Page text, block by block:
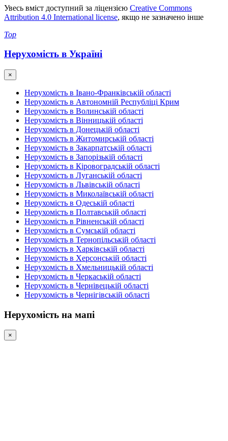
Увесь вміст доступний за ліцензією Creative Commons
Attribution 4.0 International license, якщо не зазначено інше
Top
Нерухомість в Україні
×
Нерухомість в Івано-Франківській області
Нерухомість в Автономній Республіці Крим
Нерухомість в Волинській області
Нерухомість в Вінницькій області
Нерухомість в Донецькій області
Нерухомість в Житомирській області
Нерухомість в Закарпатській області
Нерухомість в Запорізькій області
Нерухомість в Кіровоградській області
Нерухомість в Луганській області
Нерухомість в Львівській області
Нерухомість в Миколаївській області
Нерухомість в Одеській області
Нерухомість в Полтавській області
Нерухомість в Рівненській області
Нерухомість в Сумській області
Нерухомість в Тернопільській області
Нерухомість в Харківській області
Нерухомість в Херсонській області
Нерухомість в Хмельницькій області
Нерухомість в Черкаській області
Нерухомість в Чернівецькій області
Нерухомість в Чернігівській області
Нерухомість на мапі
×